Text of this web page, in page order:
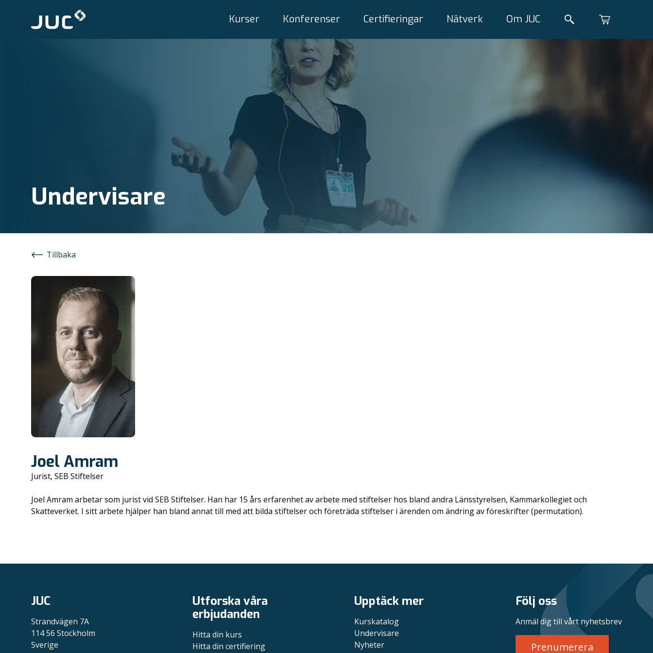
Kurser Konferenser Certifieringar Nätverk Om JUC
Undervisare
Tillbaka
Joel Amram
Jurist, SEB Stiftelser
Joel Amram arbetar som jurist vid SEB Stiftelser. Han har 15 års erfarenhet av arbete med stiftelser hos bland andra Länsstyrelsen, Kammarkollegiet och
Skatteverket. I sitt arbete hjälper han bland annat till med att bilda stiftelser och företräda stiftelser i ärenden om ändring av föreskrifter (permutation).
JUC
Strandvägen 7A
114 56 Stockholm
Sverige
Utforska våra
erbjudanden
Hitta din kurs
Hitta din certifiering
Upptäck mer
Kurskatalog
Undervisare
Nyheter
Följ oss
Anmäl dig till vårt nyhetsbrev
Prenumerera